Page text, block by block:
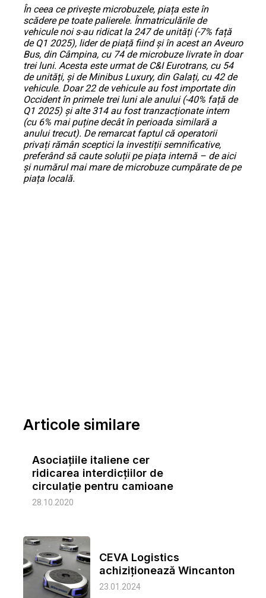
În ceea ce privește microbuzele, piața este în
scădere pe toate palierele. Înmatriculările de
vehicule noi s-au ridicat la 247 de unități (-7% față
de Q1 2025), lider de piață fiind și în acest an Aveuro
Bus, din Câmpina, cu 74 de microbuze livrate în doar
trei luni. Acesta este urmat de C&I Eurotrans, cu 54
de unități, și de Minibus Luxury, din Galați, cu 42 de
vehicule. Doar 22 de vehicule au fost importate din
Occident în primele trei luni ale anului (-40% față de
Q1 2025) și alte 314 au fost tranzacționate intern
(cu 6% mai puține decât în perioada similară a
anului trecut). De remarcat faptul că operatorii
privați rămân sceptici la investiții semnificative,
preferând să caute soluții pe piața internă – de aici
și numărul mai mare de microbuze cumpărate de pe
piața locală.
Articole similare
Asociațiile italiene cer
ridicarea interdicțiilor de
circulație pentru camioane
28.10.2020
CEVA Logistics
achiziționează Wincanton
23.01.2024